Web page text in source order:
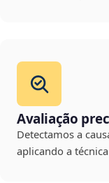
Avaliação
Detectamos a
aplicando a